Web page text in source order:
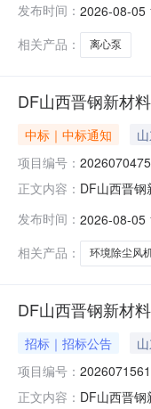
限公司新建
发布时间： 2026-08-05
相关产品：
离心泵
DF山西晋钢新材
中标｜中标通知
项目编号：
正文内容： DF山西晋
钢峰风机有
发布时间： 2026-08-05
相关产品：
环境除尘风
DF山西晋钢新材
招标｜招标公告
项目编号：
正文内容： DF山西晋